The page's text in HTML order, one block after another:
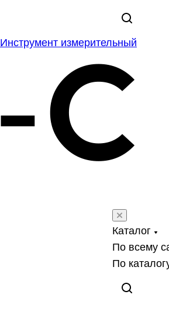
Инструмент измерительный
Каталог
По всему
По